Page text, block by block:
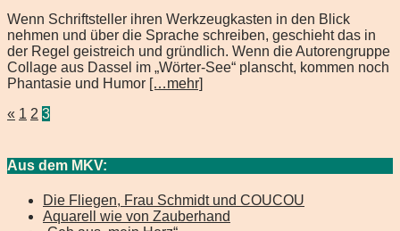
Wenn Schriftsteller ihren Werkzeugkasten in den Blick
nehmen und über die Sprache schreiben, geschieht das in
der Regel geistreich und gründlich. Wenn die Autorengruppe
Collage aus Dassel im „Wörter-See“ planscht, kommen noch
Phantasie und Humor […mehr]
Beitragsnavigation
« 1 2 3
Aus dem MKV:
Die Fliegen, Frau Schmidt und COUCOU
Aquarell wie von Zauberhand